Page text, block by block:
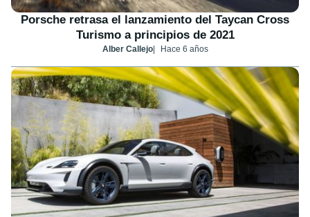
Porsche retrasa el lanzamiento del Taycan Cross
Turismo a principios de 2021
Alber Callejo Hace 6 años